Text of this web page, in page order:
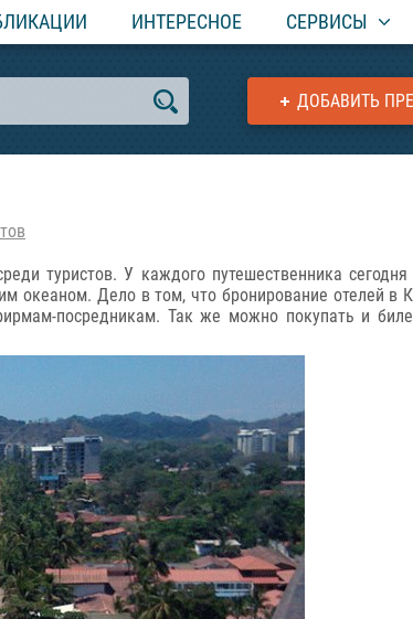
ИНТЕРЕСНОЕ СЕРВИСЫ
ДОБАВИТЬ
туристов. У каждого путешественника
океаном. Дело в том, что бронирование отелей в
посредникам. Так же можно покупать и